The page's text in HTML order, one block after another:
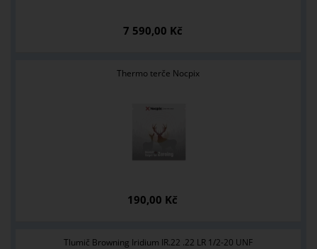
7 590,00 Kč
Thermo terče Nocpix
190,00 Kč
Tlumič Browning Iridium IR.22 .22 LR 1/2-20 UNF